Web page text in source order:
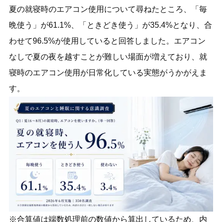
夏の就寝時のエアコン使用について尋ねたところ、「毎
晩使う」が61.1%、「ときどき使う」が35.4%となり、合
わせて96.5%が使用していると回答しました。エアコン
なしで夏の夜を越すことが難しい場面が増えており、就
寝時のエアコン使用が日常化している実態がうかがえま
す。
※合算値は端数処理前の数値から算出しているため、内